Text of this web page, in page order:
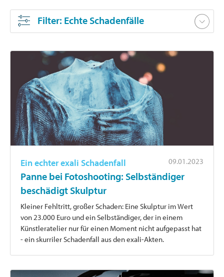
Filter: Echte Schadenfälle
09.01.2023
Ein echter exali Schadenfall
Panne bei Fotoshooting: Selbständiger
beschädigt Skulptur
Kleiner Fehltritt, großer Schaden: Eine Skulptur im Wert
von 23.000 Euro und ein Selbständiger, der in einem
Künstleratelier nur für einen Moment nicht aufgepasst hat
- ein skurriler Schadenfall aus den exali-Akten.